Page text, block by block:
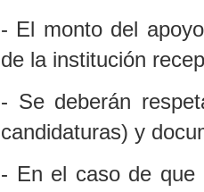
- El monto del
de la institución
- Se deberán
candidaturas) y
- En el caso de que